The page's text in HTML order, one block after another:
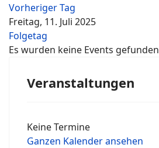
Vorheriger Tag
Freitag, 11. Juli 2025
Folgetag
Es wurden keine Events gefunden
Veranstaltungen
Keine Termine
Ganzen Kalender ansehen